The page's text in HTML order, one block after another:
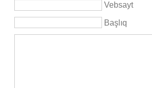
Vebsayt
Başlıq